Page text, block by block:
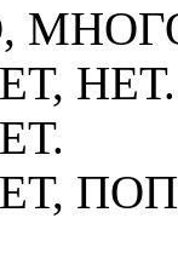
НЕТ.